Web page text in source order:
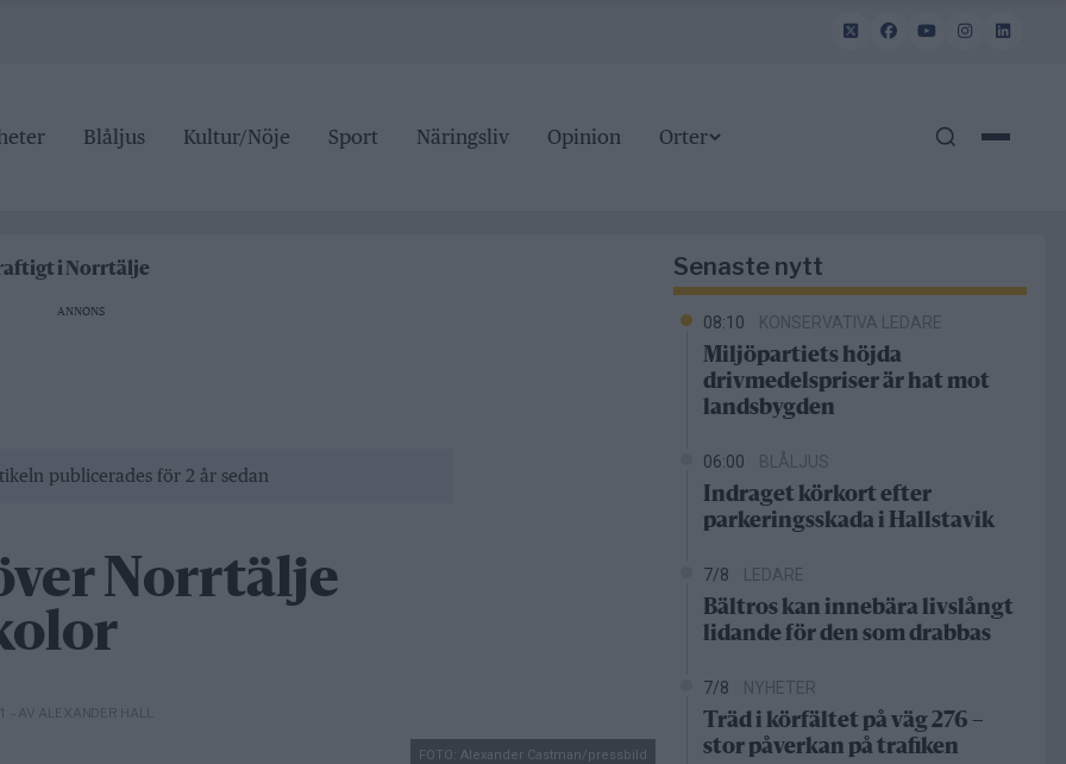
Blåljus Kultur/Nöje Sport Näringsliv Opinion Orter
i Norrtälje
i Hallstavik
ANNONS
publicerades för 2 år sedan
Norrtälje
– AV ALEXANDER HALL
FOTO: Alexander Castman/pressbild
Senaste nytt
08:10 KONSERVATIVA LEDARE
Miljöpartiets höjda
drivmedelspriser är hat mot
landsbygden
06:00 BLÅLJUS
Indraget körkort efter
parkeringsskada i Hallstavik
7/8 LEDARE
Bältros kan innebära livslångt
lidande för den som drabbas
7/8 NYHETER
Träd i körfältet på väg 276 –
stor påverkan på trafiken